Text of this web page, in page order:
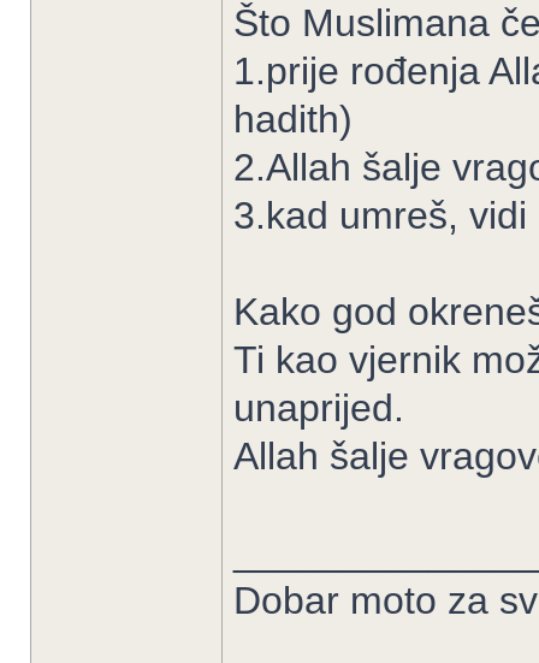
Što Muslimana
1.prije rođenja
hadith)
2.Allah šalje
3.kad umreš, vidi
Kako god
Ti kao vjernik
unaprijed.
Allah šalje
Dobar moto za